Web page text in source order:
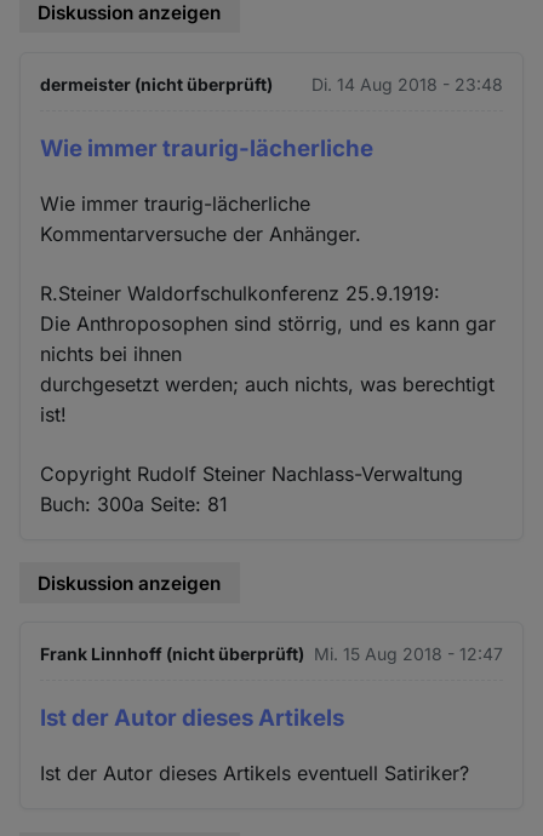
Diskussion anzeigen
dermeister (nicht überprüft) Di. 14 Aug 2018 - 23:48
Wie immer traurig-lächerliche
Wie immer traurig-lächerliche
Kommentarversuche der Anhänger.
R.Steiner Waldorfschulkonferenz 25.9.1919:
Die Anthroposophen sind störrig, und es kann gar
nichts bei ihnen
durchgesetzt werden; auch nichts, was berechtigt
ist!
Copyright Rudolf Steiner Nachlass-Verwaltung
Buch: 300a Seite: 81
Diskussion anzeigen
Frank Linnhoff (nicht überprüft) Mi. 15 Aug 2018 - 12:47
Ist der Autor dieses Artikels
Ist der Autor dieses Artikels eventuell Satiriker?